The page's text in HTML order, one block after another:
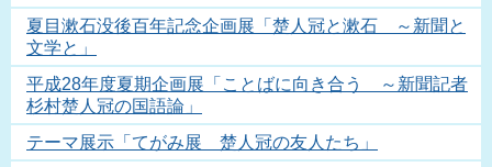
夏目漱石没後百年記念企画展「楚人冠と漱石 ～新聞と
文学と」
平成28年度夏期企画展「ことばに向き合う ～新聞記者
杉村楚人冠の国語論」
テーマ展示「てがみ展 楚人冠の友人たち」